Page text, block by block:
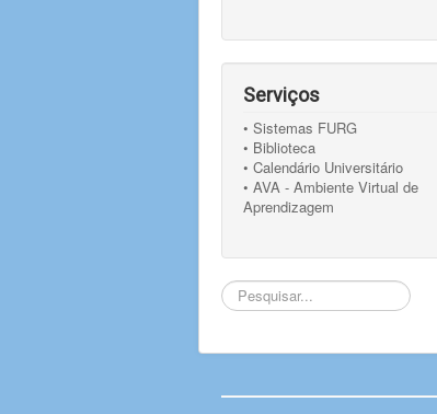
Serviços
• Sistemas FURG
• Biblioteca
• Calendário Universitário
• AVA - Ambiente Virtual de
Aprendizagem
Pesquisar...